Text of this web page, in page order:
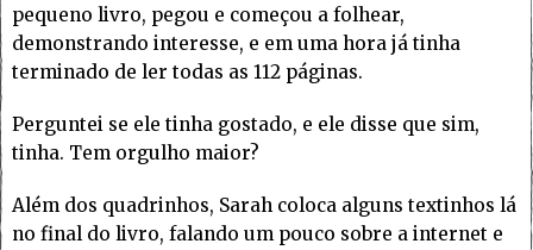
pequeno livro, pegou e começou a folhear,
demonstrando interesse, e em uma hora já tinha
terminado de ler todas as 112 páginas.
Perguntei se ele tinha gostado, e ele disse que sim,
tinha. Tem orgulho maior?
Além dos quadrinhos, Sarah coloca alguns textinhos lá
no final do livro, falando um pouco sobre a internet e